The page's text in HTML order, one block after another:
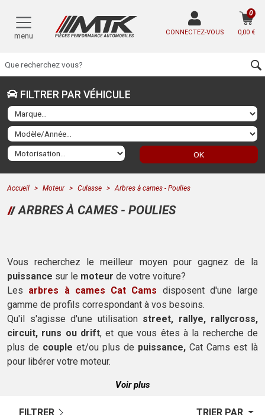
menu CONNECTEZ-VOUS 0,00 €
0
FILTRER PAR VÉHICULE
OK
Accueil Moteur Culasse Arbres à cames - Poulies
ARBRES À CAMES - POULIES
Vous recherchez le meilleur moyen pour gagnez de la
puissance sur le moteur de votre voiture?
Les arbres à cames Cat Cams disposent d'une large
gamme de profils correspondant à vos besoins.
Qu'il s'agisse d'une utilisationstreet, rallye, rallycross,
circuit, runs ou drift, et que vous êtes à la recherche de
plus de couple et/ou plus de puissance, Cat Cams est là
pour libérer votre moteur.
Voir plus
FILTRER TRIER PAR